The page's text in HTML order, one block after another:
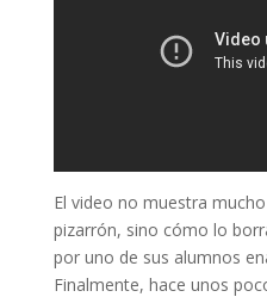
El video no muestra
pizarrón, sino cómo lo
por uno de sus alumnos
Finalmente, hace unos